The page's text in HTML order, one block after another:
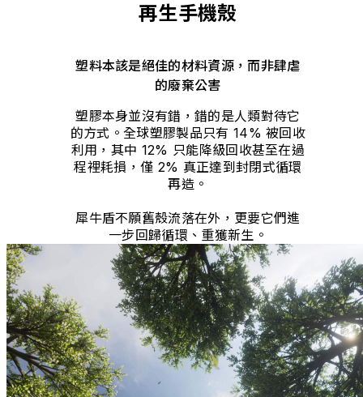
再生手機殼
塑料本該是絕佳的材料資源，而非肆虐
的廢棄公害
塑膠本身並沒有錯，錯的是人類對待它
的方式。全球塑膠製品只有 14% 被回收
利用，其中 12% 只能降級回收甚至在過
程裡耗損，僅 2% 真正達到封閉式循環
再造。
犀牛盾不願舊殼流落在外，更要它們進
一步回歸循環、重獲新生。